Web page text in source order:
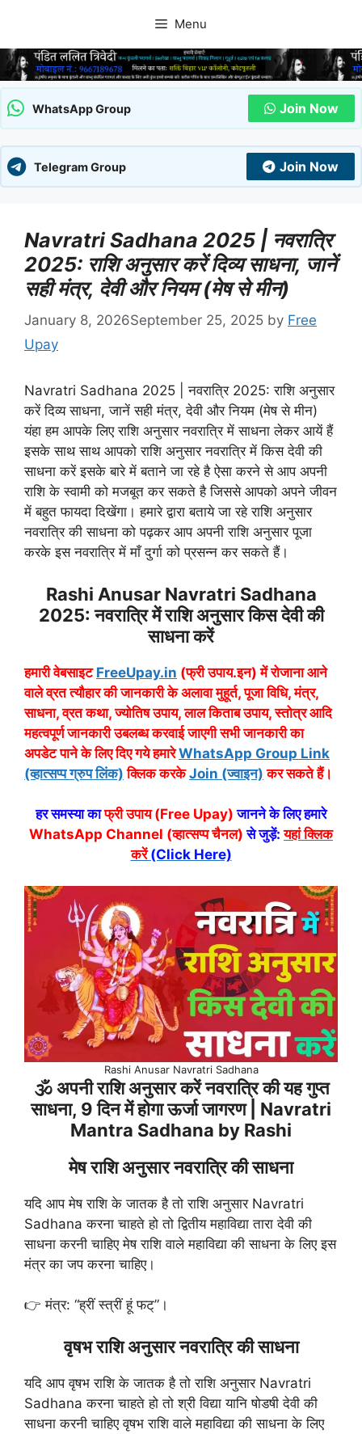
content
Menu
WhatsApp Group Join Now
Telegram Group Join Now
Navratri Sadhana 2025 | नवरात्रि
2025: राशि अनुसार करें दिव्य साधना, जानें
सही मंत्र, देवी और नियम (मेष से मीन)
January 8, 2026September 25, 2025 by Free
Upay
Navratri Sadhana 2025 | नवरात्रि 2025: राशि अनुसार
करें दिव्य साधना, जानें सही मंत्र, देवी और नियम (मेष से मीन)
यंहा हम आपके लिए राशि अनुसार नवरात्रि में साधना लेकर आयें हैं
इसके साथ साथ आपको राशि अनुसार नवरात्रि में किस देवी की
साधना करें इसके बारे में बताने जा रहे है ऐसा करने से आप अपनी
राशि के स्वामी को मजबूत कर सकते है जिससे आपको अपने जीवन
में बहुत फायदा दिखेंगा। हमारे द्वारा बताये जा रहे राशि अनुसार
नवरात्रि की साधना को पढ़कर आप अपनी राशि अनुसार पूजा
करके इस नवरात्रि में माँ दुर्गा को प्रसन्न कर सकते हैं।
Rashi Anusar Navratri Sadhana
2025: नवरात्रि में राशि अनुसार किस देवी की
साधना करें
हमारी वेबसाइट FreeUpay.in (फ्री उपाय.इन) में रोजाना आने
वाले व्रत त्यौहार की जानकारी के अलावा मुहूर्त, पूजा विधि, मंत्र,
साधना, व्रत कथा, ज्योतिष उपाय, लाल किताब उपाय, स्तोत्र आदि
महत्वपूर्ण जानकारी उबलब्ध करवाई जाएगी सभी जानकारी का
अपडेट पाने के लिए दिए गये हमारेWhatsApp Group Link
(व्हात्सप्प ग्रुप लिंक) क्लिक करकेJoin (ज्वाइन) कर सकते हैं।
हर समस्या काफ्री उपाय (Free Upay) जानने के लिए हमारे
WhatsApp Channel (व्हात्सप्प चैनल) से जुड़ें:यहां क्लिक
करें(Click Here)
Rashi Anusar Navratri Sadhana
🕉️ अपनी राशि अनुसार करें नवरात्रि की यह गुप्त
साधना, 9 दिन में होगा ऊर्जा जागरण | Navratri
Mantra Sadhana by Rashi
मेष राशि अनुसार नवरात्रि की साधना
यदि आप मेष राशि के जातक है तो राशि अनुसार Navratri
Sadhana करना चाहते हो तो द्वितीय महाविद्या तारा देवी की
साधना करनी चाहिए मेष राशि वाले महाविद्या की साधना के लिए इस
मंत्र का जप करना चाहिए।
👉 मंत्र: “ह्रीं स्त्रीं हूं फट्”।
वृषभ राशि अनुसार नवरात्रि की साधना
यदि आप वृषभ राशि के जातक है तो राशि अनुसार Navratri
Sadhana करना चाहते हो तो श्री विद्या यानि षोडषी देवी की
साधना करनी चाहिए वृषभ राशि वाले महाविद्या की साधना के लिए